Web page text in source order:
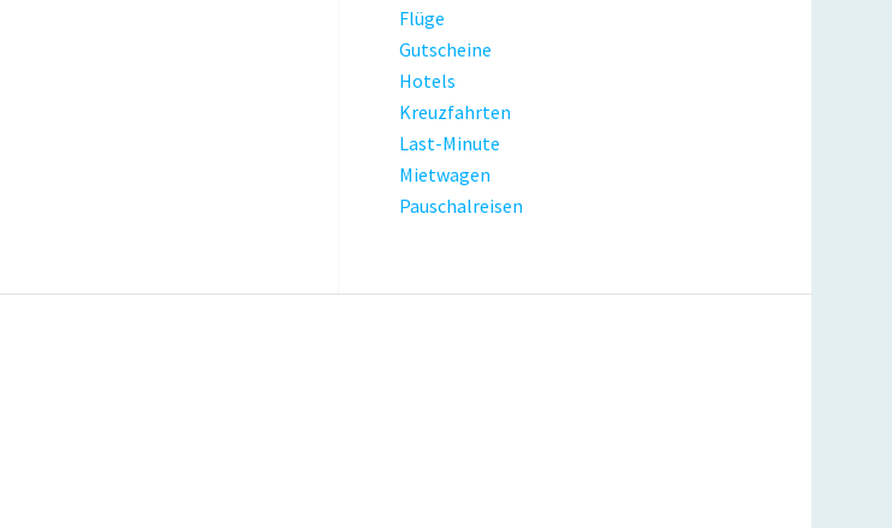
Flüge
Gutscheine
Hotels
Kreuzfahrten
Last-Minute
Mietwagen
Pauschalreisen